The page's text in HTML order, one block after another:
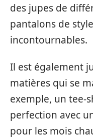
des jupes de
pantalons de
incontournables.
Il est également
matières qui se
exemple, un tee-
perfection avec
pour les mois